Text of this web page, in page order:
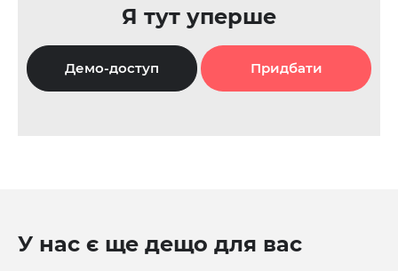
Я тут уперше
Демо-доступ Придбати
У нас є ще дещо для вас